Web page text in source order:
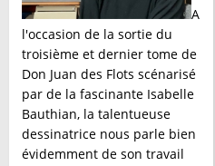
A
l'occasion de la sortie du
troisième et dernier tome de
Don Juan des Flots scénarisé
par de la fascinante Isabelle
Bauthian, la talentueuse
dessinatrice nous parle bien
évidemment de son travail